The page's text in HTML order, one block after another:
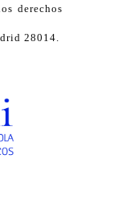
derechos
28014.